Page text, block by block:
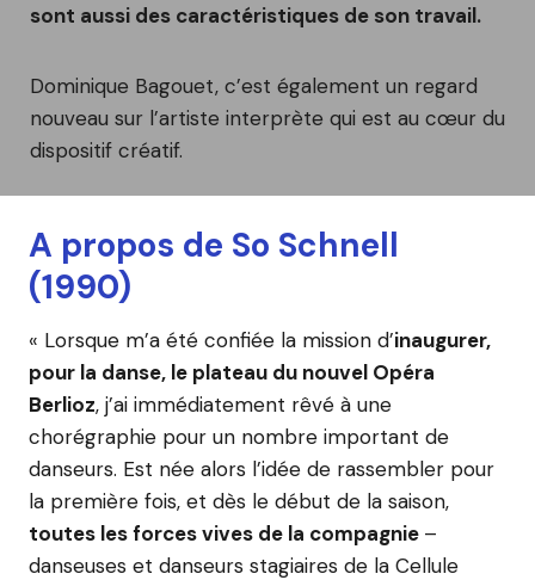
sont aussi des caractéristiques de son travail.
Dominique Bagouet, c’est également un regard
nouveau sur l’artiste interprète qui est au cœur du
dispositif créatif.
A propos de So Schnell
(1990)
« Lorsque m’a été confiée la mission d’inaugurer,
pour la danse, le plateau du nouvel Opéra
Berlioz, j’ai immédiatement rêvé à une
chorégraphie pour un nombre important de
danseurs. Est née alors l’idée de rassembler pour
la première fois, et dès le début de la saison,
toutes les forces vives de la compagnie –
danseuses et danseurs stagiaires de la Cellule